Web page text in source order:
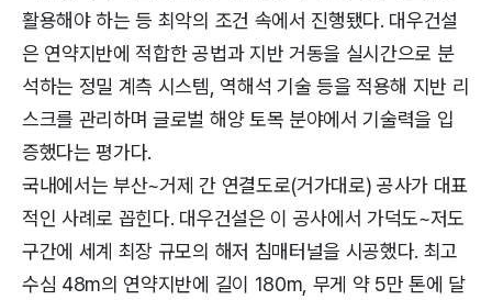
활용해야 하는 등 최악의 조건 속에서 진행됐다. 대우건설
은 연약지반에 적합한 공법과 지반 거동을 실시간으로 분
석하는 정밀 계측 시스템, 역해석 기술 등을 적용해 지반 리
스크를 관리하며 글로벌 해양 토목 분야에서 기술력을 입
증했다는 평가다.
국내에서는 부산~거제 간 연결도로(거가대로) 공사가 대표
적인 사례로 꼽힌다. 대우건설은 이 공사에서 가덕도~저도
구간에 세계 최장 규모의 해저 침매터널을 시공했다. 최고
수심 48m의 연약지반에 길이 180m, 무게 약 5만 톤에 달